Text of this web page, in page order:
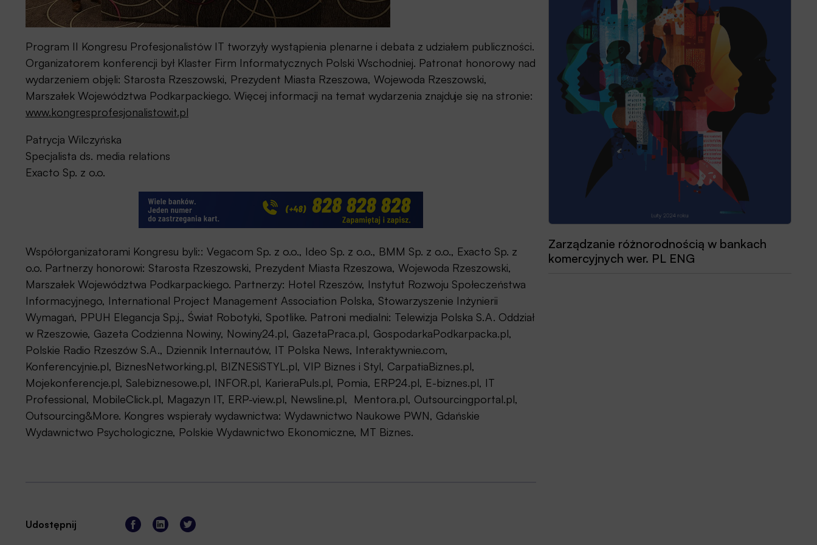
Program II Kongresu Profesjonalistów IT tworzyły wystąpienia plenarne i debata z udziałem publiczności.
Organizatorem konferencji był Klaster Firm Informatycznych Polski Wschodniej. Patronat honorowy nad
wydarzeniem objęli: Starosta Rzeszowski, Prezydent Miasta Rzeszowa, Wojewoda Rzeszowski,
Marszałek Województwa Podkarpackiego. Więcej informacji na temat wydarzenia znajduje się na stronie:
www.kongresprofesjonalistowit.pl
Patrycja Wilczyńska
Specjalista ds. media relations
Exacto Sp. z o.o.
Współorganizatorami Kongresu byli:: Vegacom Sp. z o.o., Ideo Sp. z o.o., BMM Sp. z o.o., Exacto Sp. z
o.o. Partnerzy honorowi: Starosta Rzeszowski, Prezydent Miasta Rzeszowa, Wojewoda Rzeszowski,
Marszałek Województwa Podkarpackiego. Partnerzy: Hotel Rzeszów, Instytut Rozwoju Społeczeństwa
Informacyjnego, International Project Management Association Polska, Stowarzyszenie Inżynierii
Wymagań, PPUH Elegancja Sp.j., Świat Robotyki, Spotlike. Patroni medialni: Telewizja Polska S.A. Oddział
w Rzeszowie, Gazeta Codzienna Nowiny, Nowiny24.pl, GazetaPraca.pl, GospodarkaPodkarpacka.pl,
Polskie Radio Rzeszów S.A., Dziennik Internautów, IT Polska News, Interaktywnie.com,
Konferencyjnie.pl, BiznesNetworking.pl, BIZNESiSTYL.pl, VIP Biznes i Styl, CarpatiaBiznes.pl,
Mojekonferencje.pl, Salebiznesowe.pl, INFOR.pl, KarieraPuls.pl, Pomia, ERP24.pl, E-biznes.pl, IT
Professional, MobileClick.pl, Magazyn IT, ERP-view.pl, Newsline.pl, Mentora.pl, Outsourcingportal.pl,
Outsourcing&More. Kongres wspierały wydawnictwa: Wydawnictwo Naukowe PWN, Gdańskie
Wydawnictwo Psychologiczne, Polskie Wydawnictwo Ekonomiczne, MT Biznes.
Udostępnij
Przewodnik dobrych praktyk 2025